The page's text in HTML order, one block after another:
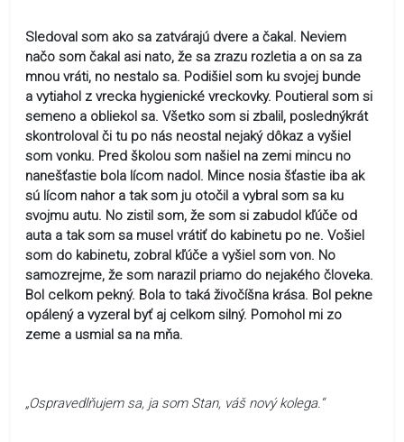
Sledoval som ako sa zatvárajú dvere a čakal. Neviem
načo som čakal asi nato, že sa zrazu rozletia a on sa za
mnou vráti, no nestalo sa. Podišiel som ku svojej bunde
a vytiahol z vrecka hygienické vreckovky. Poutieral som si
semeno a obliekol sa. Všetko som si zbalil, poslednýkrát
skontroloval či tu po nás neostal nejaký dôkaz a vyšiel
som vonku. Pred školou som našiel na zemi mincu no
nanešťastie bola lícom nadol. Mince nosia šťastie iba ak
sú lícom nahor a tak som ju otočil a vybral som sa ku
svojmu autu. No zistil som, že som si zabudol kľúče od
auta a tak som sa musel vrátiť do kabinetu po ne. Vošiel
som do kabinetu, zobral kľúče a vyšiel som von. No
samozrejme, že som narazil priamo do nejakého človeka.
Bol celkom pekný. Bola to taká živočíšna krása. Bol pekne
opálený a vyzeral byť aj celkom silný. Pomohol mi zo
zeme a usmial sa na mňa.
„Ospravedlňujem sa, ja som Stan, váš nový kolega.“